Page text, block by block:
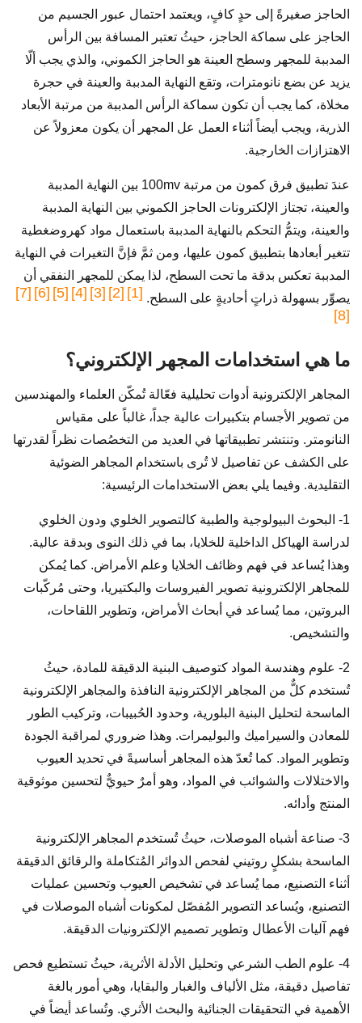
الحاجز صغيرةً إلى حدٍ كافٍ، ويعتمد احتمال عبور الجسيم من
الحاجز على سماكة الحاجز، حيثُ تعتبر المسافة بين الرأس
المدببة للمجهر وسطح العينة هو الحاجز الكموني، والذي يجب ألّا
يزيد عن بضع نانومترات، وتقع النهاية المدببة والعينة في حجرة
مخلاة، كما يجب أن تكون سماكة الرأس المدببة من مرتبة الأبعاد
الذرية، ويجب أيضاً أثناء العمل عل المجهر أن يكون معزولاً عن
الاهتزازات الخارجية.
عندَ تطبيق فرق كمون من مرتبة 100mv بين النهاية المدببة
والعينة، تجتاز الإلكترونات الحاجز الكموني بين النهاية المدببة
والعينة، ويتمُّ التحكم بالنهاية المدببة باستعمال مواد كهروضغطية
تتغير أبعادها بتطبيق كمون عليها، ومن ثمَّ فإنَّ التغيرات في النهاية
المدببة تعكس بدقة ما تحت السطح، لذا يمكن للمجهر النفقي أن
يصوِّر بسهولة ذراتٍ أحاديةٍ على السطح. [1]
[2]
[3]
[4]
[5]
[6]
[7]
[8]
ما هي استخدامات المجهر الإلكتروني؟
المجاهر الإلكترونية أدوات تحليلية فعّالة تُمكّن العلماء والمهندسين
من تصوير الأجسام بتكبيرات عالية جداً، غالباً على مقياس
النانومتر. وتنتشر تطبيقاتها في العديد من التخصُصات نظراً لقدرتها
على الكشف عن تفاصيل لا تُرى باستخدام المجاهر الضوئية
التقليدية. وفيما يلي بعض الاستخدامات الرئيسية:
1- البحوث البيولوجية والطبية كالتصوير الخلوي ودون الخلوي
لدراسة الهياكل الداخلية للخلايا، بما في ذلك النوى وبدقة عالية.
وهذا يُساعد في فهم وظائف الخلايا وعلم الأمراض. كما يُمكن
للمجاهر الإلكترونية تصوير الفيروسات والبكتيريا، وحتى مُركّبات
البروتين، مما يُساعد في أبحاث الأمراض، وتطوير اللقاحات،
والتشخيص.
2- علوم وهندسة المواد كتوصيف البنية الدقيقة للمادة، حيثُ
تُستخدم كلٌّ من المجاهر الإلكترونية النافذة والمجاهر الإلكترونية
الماسحة لتحليل البنية البلورية، وحدود الحُبيبات، وتركيب الطور
للمعادن والسيراميك والبوليمرات. وهذا ضروري لمراقبة الجودة
وتطوير المواد. كما تُعدّ هذه المجاهر أساسيةً في تحديد العيوب
والاختلالات والشوائب في المواد، وهو أمرٌ حيويٌّ لتحسين موثوقية
المنتج وأدائه.
3- صناعة أشباه الموصلات، حيثُ تُستخدم المجاهر الإلكترونية
الماسحة بشكلٍ روتيني لفحص الدوائر المُتكاملة والرقائق الدقيقة
أثناء التصنيع، مما يُساعد في تشخيص العيوب وتحسين عمليات
التصنيع، ويُساعد التصوير المُفصّل لمكونات أشباه الموصلات في
فهم آليات الأعطال وتطوير تصميم الإلكترونيات الدقيقة.
4- علوم الطب الشرعي وتحليل الأدلة الأثرية، حيثُ تستطيع فحص
تفاصيل دقيقة، مثل الألياف والغبار والبقايا، وهي أمور بالغة
الأهمية في التحقيقات الجنائية والبحث الأثري. وتُساعد أيضاً في